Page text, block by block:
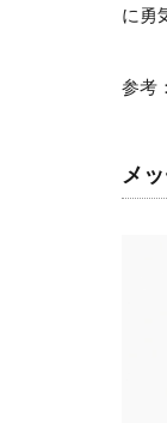
に勇
参考：
メ